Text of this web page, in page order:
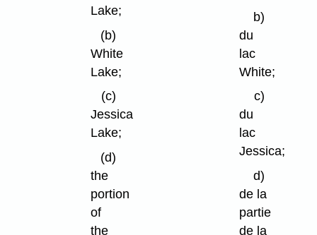
Lake;
(b)
White
Lake;
(c)
Jessica
Lake;
(d)
the
portion
of
the
b)
du
lac
White;
c)
du
lac
Jessica;
d)
de la
partie
de la